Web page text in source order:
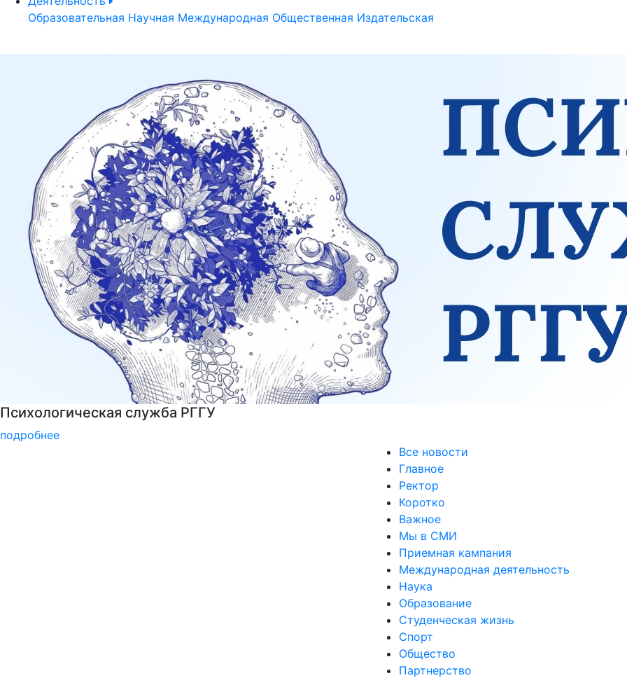
Образовательная Научная Международная Общественная Издательская
Войска беспилотных систем РФ
подробнее
Previous
Все новости
Главное
Ректор
Коротко
Важное
Мы в СМИ
Приемная кампания
Международная деятельность
Наука
Образование
Студенческая жизнь
Спорт
Общество
Партнерство